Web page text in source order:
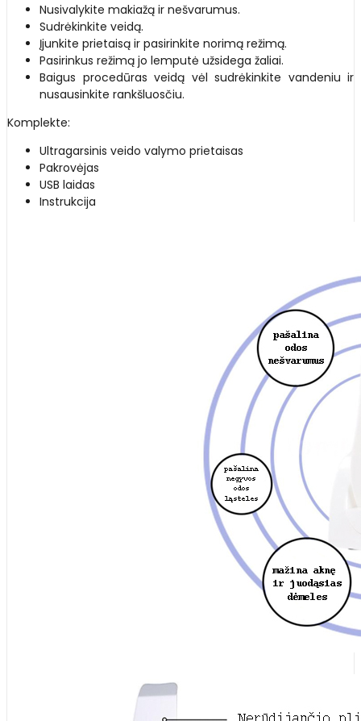
Nusivalykite makiažą ir nešvarumus.
Sudrėkinkite veidą.
Įjunkite prietaisą ir pasirinkite norimą režimą.
Pasirinkus režimą jo lemputė užsidega žaliai.
Baigus procedūras veidą vėl sudrėkinkite vandeniu ir
nusausinkite rankšluosčiu.
Komplekte:
Ultragarsinis veido valymo prietaisas
Pakrovėjas
USB laidas
Instrukcija